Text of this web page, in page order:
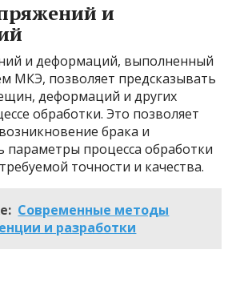
и
и деформаций, выполненный
МКЭ, позволяет предсказывать
деформаций и других
обработки. Это позволяет
брака и
параметры процесса обработки
точности и качества.
Современные методы
и разработки